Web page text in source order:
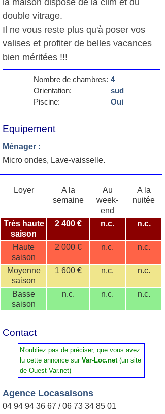
la maison dispose de la clim et du
double vitrage.
Il ne vous reste plus qu'à poser vos
valises et profiter de belles vacances
bien méritées !!!
Nombre de chambres: 4
Orientation:
sud
Piscine:
Oui
Equipement
Ménager :
Micro ondes, Lave-vaisselle.
Loyer
A la
semaine
Au
week-
end
A la
nuitée
Très haute
saison
2 400 € n.c. n.c.
Haute
saison
2 000 € n.c. n.c.
Moyenne
saison
1 600 € n.c. n.c.
Basse
saison
n.c. n.c. n.c.
Contact
N'oubliez pas de préciser, que vous avez
lu cette annonce sur Var-Loc.net(un site
de Ouest-Var.net)
Agence Locasaisons
04 94 94 36 67 / 06 73 34 85 01